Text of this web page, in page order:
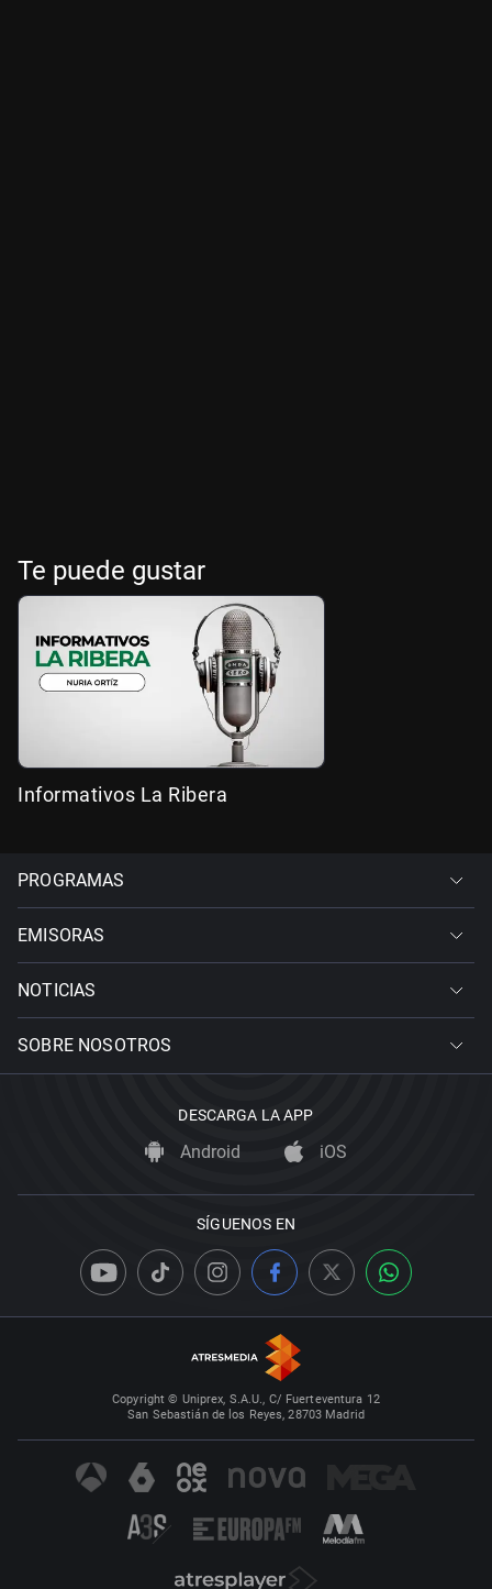
Te puede gustar
Informativos La Ribera
PROGRAMAS
EMISORAS
NOTICIAS
SOBRE NOSOTROS
DESCARGA LA APP
Android iOS
SÍGUENOS EN
Copyright © Uniprex, S.A.U., C/ Fuerteventura 12
San Sebastián de los Reyes, 28703 Madrid